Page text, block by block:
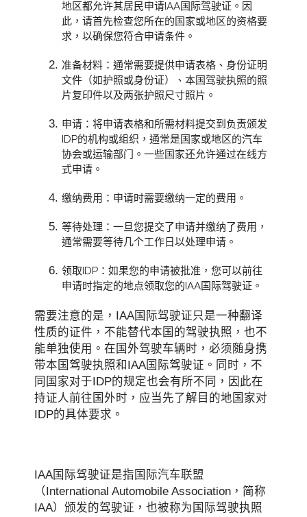
地区都允许其居民申请IAA国际驾驶证。因
此，请首先检查您所在的国家或地区的资格要
求，以确保您符合申请条件。
准备材料：通常需要提供申请表格、身份证明
文件（如护照或身份证）、本国驾驶执照的照
片复印件以及两张护照尺寸照片。
申请：将申请表格和所需材料提交到负责颁发
IDP的机构或组织，通常是国家或地区的汽车
协会或运输部门。一些国家还允许通过在线方
式申请。
缴纳费用：申请时需要缴纳一定的费用。
等待处理：一旦您提交了申请并缴纳了费用，
通常需要等待几个工作日以处理申请。
领取IDP：如果您的申请被批准，您可以前往
申请时指定的地点领取您的IAA国际驾驶证。
需要注意的是，IAA国际驾驶证只是一种翻译
性质的证件，不能替代本国的驾驶执照，也不
能单独使用。在国外驾驶车辆时，必须随身携
带本国驾驶执照和IAA国际驾驶证。同时，不
同国家对于IDP的规定也会有所不同，因此在
持证人前往国外时，应当先了解目的地国家对
IDP的具体要求。
IAA国际驾驶证是指国际汽车联盟
（International Automobile Association，简称
IAA）颁发的驾驶证，也被称为国际驾驶执照